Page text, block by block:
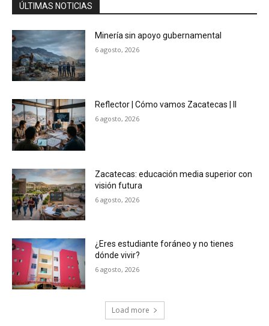
ÚLTIMAS NOTICIAS
Minería sin apoyo gubernamental
6 agosto, 2026
Reflector | Cómo vamos Zacatecas | II
6 agosto, 2026
Zacatecas: educación media superior con
visión futura
6 agosto, 2026
¿Eres estudiante foráneo y no tienes
dónde vivir?
6 agosto, 2026
Load more